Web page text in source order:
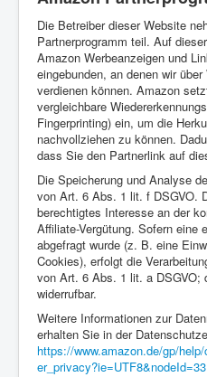
Die Betreiber dieser Website
Partnerprogramm teil. Auf
Amazon Werbeanzeigen und
eingebunden, an denen wir
verdienen können. Amazon
vergleichbare
Fingerprinting) ein, um die
nachvollziehen zu können.
dass Sie den Partnerlink auf
Die Speicherung und Analyse
von Art. 6 Abs. 1 lit. f DSGVO.
berechtigtes Interesse an der
Affiliate-Vergütung. Sofern eine
abgefragt wurde (z. B. eine
Cookies), erfolgt die
von Art. 6 Abs. 1 lit. a DSGVO;
widerrufbar.
Weitere Informationen zur
erhalten Sie in der
https://www.amazon.de/gp/